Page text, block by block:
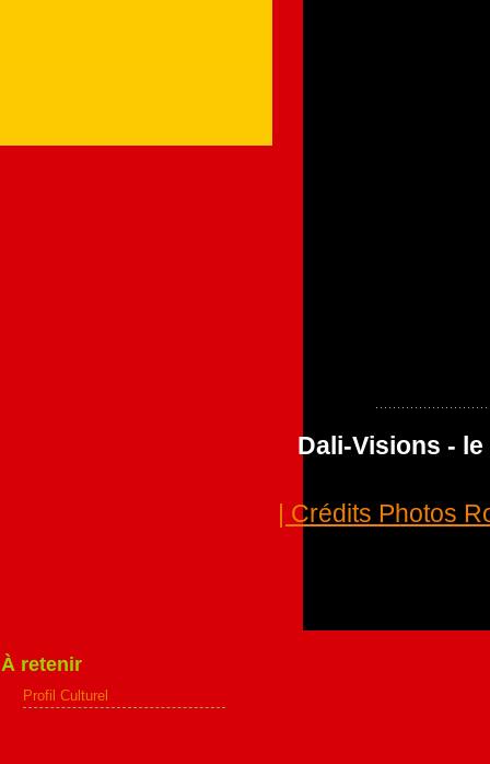
Dali-Visions -
| Crédits Photos
À retenir
Profil Culturel